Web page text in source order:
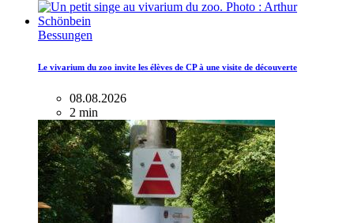
Bessungen
Le vivarium du zoo invite les élèves de CP à une visite de découverte
08.08.2026
2 min